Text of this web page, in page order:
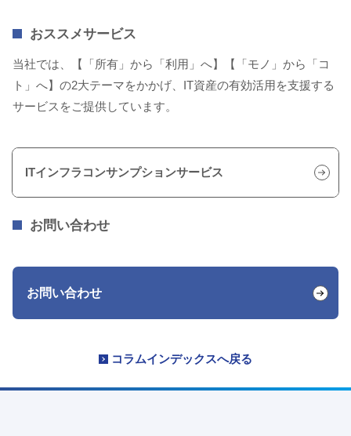
おススメサービス
当社では、【「所有」から「利用」へ】【「モノ」から「コ
ト」へ】の2大テーマをかかげ、IT資産の有効活用を支援する
サービスをご提供しています。
ITインフラコンサンプションサービス
お問い合わせ
お問い合わせ
コラムインデックスへ戻る